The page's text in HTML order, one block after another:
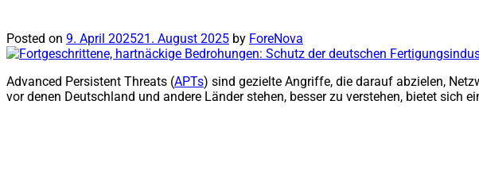
Posted on 9. April 202521. August 2025 by ForeNova
Advanced Persistent Threats (APTs) sind gezielte Angriffe, die darauf abzielen,
vor denen Deutschland und andere Länder stehen, besser zu verstehen, bietet sich